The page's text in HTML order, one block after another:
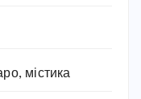
містика